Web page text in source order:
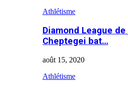
Athlétisme
Diamond League
Cheptegei bat…
août 15, 2020
Athlétisme